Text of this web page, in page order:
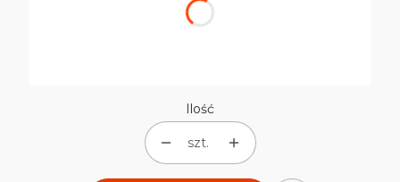
Rozmiar
Ilość
szt.